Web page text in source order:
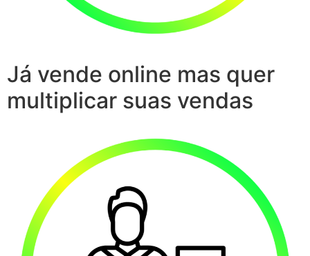
Já vende online mas quer
multiplicar suas vendas